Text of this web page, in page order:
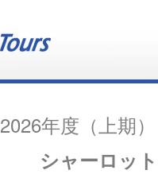
2026年度（上期
シャーロッ